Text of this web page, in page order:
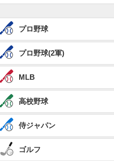
プロ野球
プロ野球(2軍)
MLB
高校野球
侍ジャパン
ゴルフ